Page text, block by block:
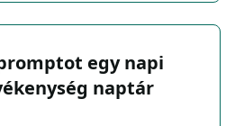
egy napi
naptár